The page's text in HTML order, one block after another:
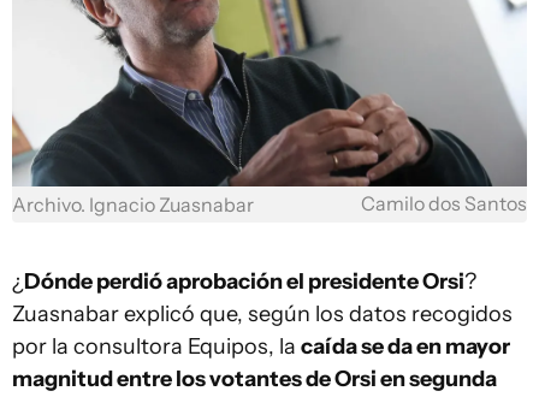
Archivo. Ignacio Zuasnabar Camilo dos Santos
¿ Dónde perdió aprobación el presidente Orsi?
Zuasnabar explicó que, según los datos recogidos
por la consultora Equipos, la caída se da en mayor
magnitud entre los votantes de Orsi en segunda